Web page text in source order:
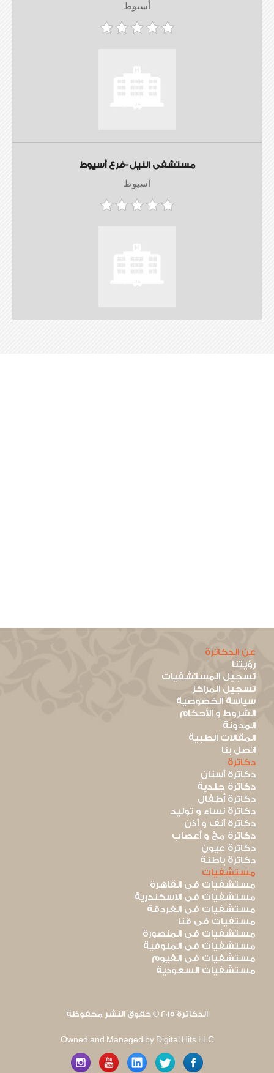
أسيوط
مستشفى النيل-فرع أسيوط
أسيوط
عن الدكاترة
رؤيتنا
تسجيل المستشفيات
تسجيل المراكز
سياسة الخصوصية
الشروط و الأحكام
المدونة
المقالات الطبية
اتصل بنا
دكاترة
دكاترة أسنان
دكاترة جلدية
دكاترة أطفال
دكاترة نساء و توليد
دكاترة أنف و أذن
دكاترة مخ و أعصاب
دكاترة عيون
دكاترة باطنة
مستشفيات
مستشفيات فى القاهرة
مستشفيات فى الاسكندرية
مستشفيات فى الغردقة
مستفيات فى قنا
مستشفيات فى المنصورة
مستشفيات فى المنوفية
مستشفيات فى الفيوم
مستشفيات السعودية
الدكاترة 2015 © حقوق النشر محفوظة
Owned and Managed by Digital Hits LLC